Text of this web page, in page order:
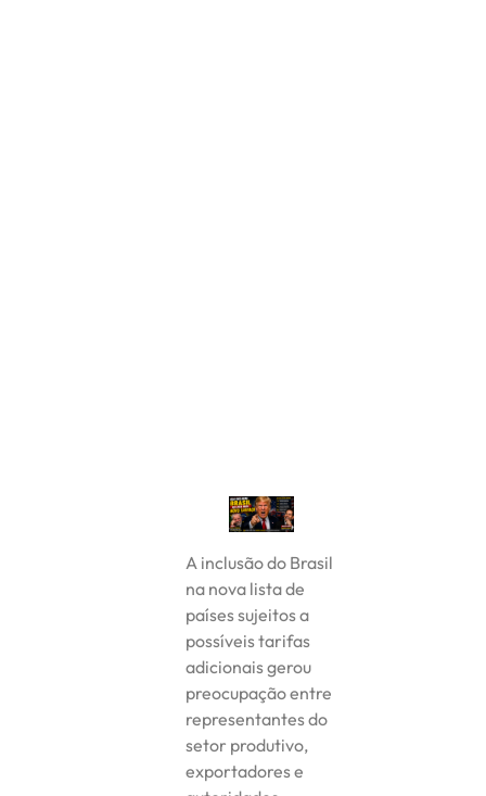
A inclusão do Brasil
na nova lista de
países sujeitos a
possíveis tarifas
adicionais gerou
preocupação entre
representantes do
setor produtivo,
exportadores e